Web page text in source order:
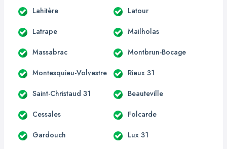
Lahitère Latour
Latrape Mailholas
Massabrac Montbrun-Bocage
Montesquieu-Volvestre Rieux 31
Saint-Christaud 31 Beauteville
Cessales Folcarde
Gardouch Lux 31